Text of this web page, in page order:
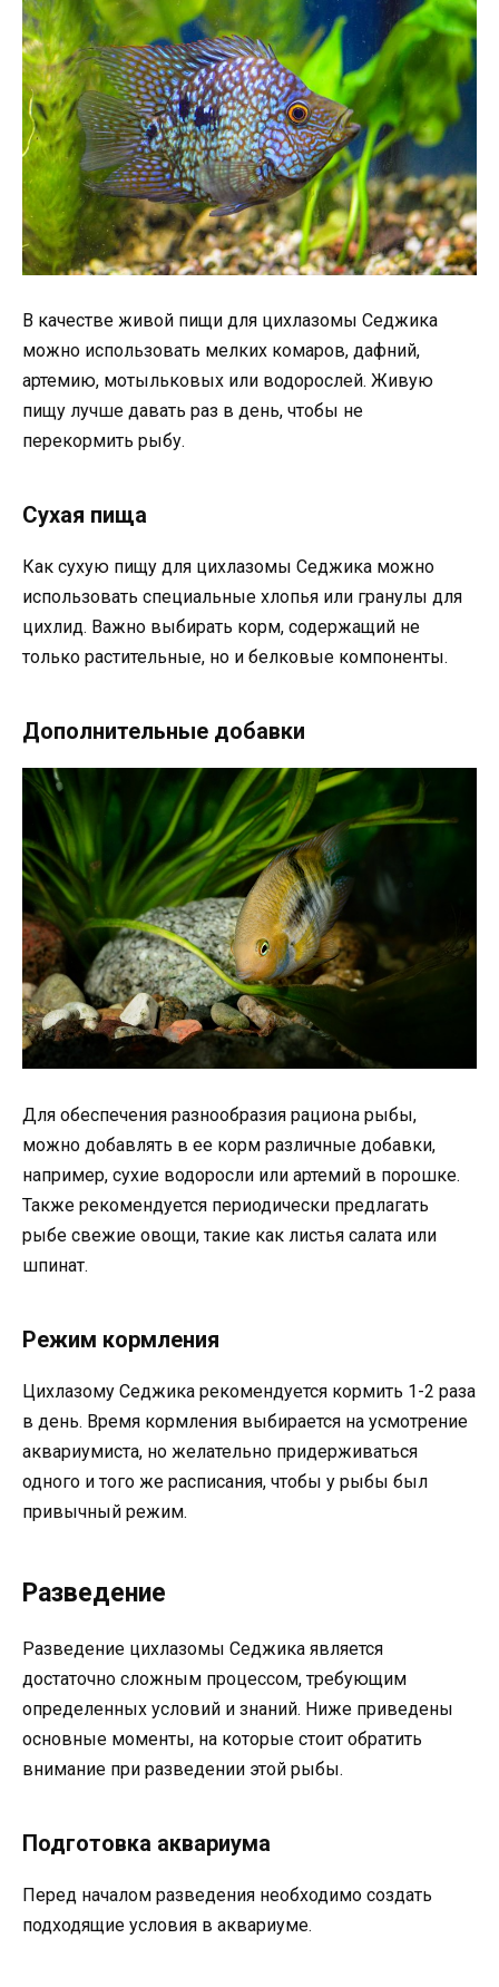
В качестве живой пищи для цихлазомы Седжика
можно использовать мелких комаров, дафний,
артемию, мотыльковых или водорослей. Живую
пищу лучше давать раз в день, чтобы не
перекормить рыбу.
Сухая пища
Как сухую пищу для цихлазомы Седжика можно
использовать специальные хлопья или гранулы для
цихлид. Важно выбирать корм, содержащий не
только растительные, но и белковые компоненты.
Дополнительные добавки
Для обеспечения разнообразия рациона рыбы,
можно добавлять в ее корм различные добавки,
например, сухие водоросли или артемий в порошке.
Также рекомендуется периодически предлагать
рыбе свежие овощи, такие как листья салата или
шпинат.
Режим кормления
Цихлазому Седжика рекомендуется кормить 1-2 раза
в день. Время кормления выбирается на усмотрение
аквариумиста, но желательно придерживаться
одного и того же расписания, чтобы у рыбы был
привычный режим.
Разведение
Разведение цихлазомы Седжика является
достаточно сложным процессом, требующим
определенных условий и знаний. Ниже приведены
основные моменты, на которые стоит обратить
внимание при разведении этой рыбы.
Подготовка аквариума
Перед началом разведения необходимо создать
подходящие условия в аквариуме.